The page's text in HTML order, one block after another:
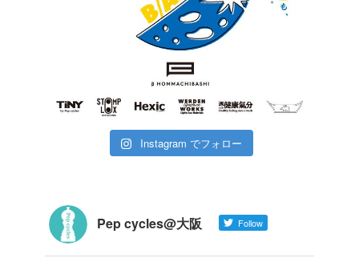
Instagram でフォロー
Pep cycles@大阪 Follow